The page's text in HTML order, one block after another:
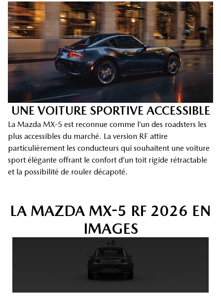
UNE VOITURE SPORTIVE ACCESSIBLE
La Mazda MX-5 est reconnue comme l’un des roadsters les
plus accessibles du marché. La version RF attire
particulièrement les conducteurs qui souhaitent une voiture
sport élégante offrant le confort d’un toit rigide rétractable
et la possibilité de rouler décapoté.
LA MAZDA MX-5 RF 2026 EN
IMAGES
+8